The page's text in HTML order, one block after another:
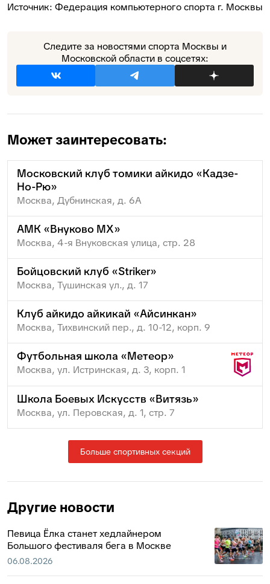
Источник: Федерация компьютерного спорта г. Москвы
Следите за новостями спорта Москвы и
Московской области в соцсетях:
Может заинтересовать:
Московский клуб томики айкидо «Кадзе-
Но-Рю»
Москва, Дубнинская, д. 6А
АМК «Внуково МХ»
Москва, 4-я Внуковская улица, стр. 28
Бойцовский клуб «Striker»
Москва, Тушинская ул., д. 17
Клуб айкидо айкикай «Айсинкан»
Москва, Тихвинский пер., д. 10-12, корп. 9
Футбольная школа «Метеор»
Москва, ул. Истринская, д. 3, корп. 1
Школа Боевых Искусств «Витязь»
Москва, ул. Перовская, д. 1, стр. 7
Больше спортивных секций
Другие новости
Певица Ёлка станет хедлайнером
Большого фестиваля бега в Москве
06.08.2026